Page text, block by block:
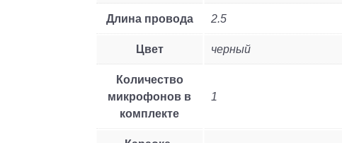
Длина провода 2.5
Цвет черный
Количество
микрофонов в
комплекте
1